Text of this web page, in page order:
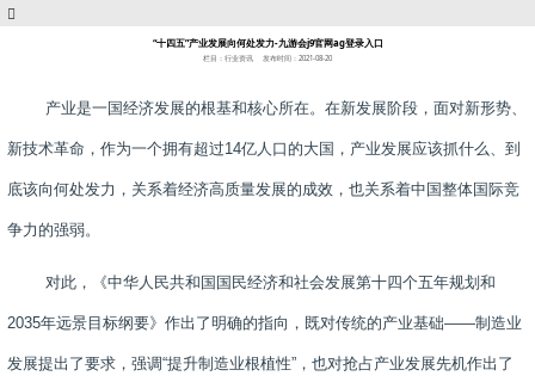
“十四五”产业发展向何处发力-九游会j9官网ag登录入口
栏目：行业资讯 发布时间：2021-08-20
产业是一国经济发展的根基和核心所在。在新发展阶段，面对新形势、
新技术革命，作为一个拥有超过14亿人口的大国，产业发展应该抓什么、到
底该向何处发力，关系着经济高质量发展的成效，也关系着中国整体国际竞
争力的强弱。
对此，《中华人民共和国国民经济和社会发展第十四个五年规划和
2035年远景目标纲要》作出了明确的指向，既对传统的产业基础——制造业
发展提出了要求，强调“提升制造业根植性”，也对抢占产业发展先机作出了